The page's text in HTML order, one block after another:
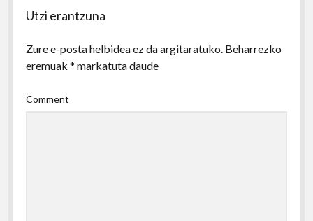
Utzi erantzuna
Zure e-posta helbidea ez da argitaratuko. Beharrezko
eremuak * markatuta daude
Comment